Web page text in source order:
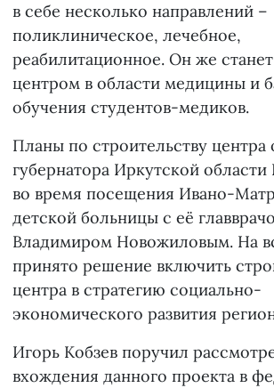
в себе несколько направлений –
поликлиническое, лечебное,
реабилитационное. Он же
центром в области медицины и
обучения студентов-медиков.
Планы по строительству центра
губернатора Иркутской области
во время посещения Ивано-
детской больницы с её
Владимиром Новожиловым. На
принято решение включить
центра в стратегию социально-
экономического развития
Игорь Кобзев поручил
вхождения данного проекта в